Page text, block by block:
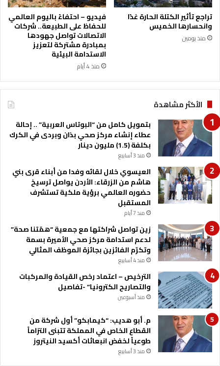
د
ة
ا
ل
م
ي
ة
ت
ق
و
د
م
س
ي
ر
ة
و
ن
ي
ة
ر
ا
س
خ
ة
ع
ن
ا
ن
ل
ع
ا
م
تراجع تأثير الكتلة الحارة غدًا
وانحسارها الخميس
منذ يومين
فيديو – احتفاءً باليوم العالمي
للحفاظ على الطبيعة.. شركات
الاتصالات تواصل جهودها
بمبادرة مشتركة لتعزيز
الاستدامة البيئية
منذ 4 أيام
الأكثر مشاهدة
بتمويل كامل من “البوتاس العربية” .. إحالة
عطاء إنشاء مركز صحي بذان وبردى في الكرك
بكلفة (1.5) مليون دينار
منذ 3 أسابيع
العيسوي خلال لقائه وفدا من أبناء قرى بني
هاشم من الزرقاء: الأردن يواصل ترسيخ
حضوره العالمي برؤية ملكية تستشرف
المستقبل
منذ 7 أيام
زين تواصل شراكتها مع جمعية “همّتنا صحة”
لدعم استدامة مركز صحي الأميرة بسمة
وتكرّم الفائزين بجائزة الموظف المثالي
منذ 4 أسابيع
الترخيص – اعتماد رخص القيادة والمركبات
والتصاريح الكترونيا” -تفاصيل
منذ أسبوعين
م. أبو هديب: “كيمابكو” أول شركة من
القطاع الخاص في المملكة تتبنى التزاماً
طوعياً لخفض انبعاثات أكسيد النيتروز
منذ 3 أسابيع